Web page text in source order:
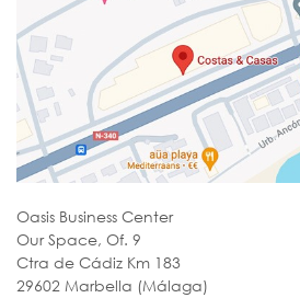
Oasis Business Center
Our Space, Of. 9
Ctra de Cádiz Km 183
29602 Marbella (Málaga)